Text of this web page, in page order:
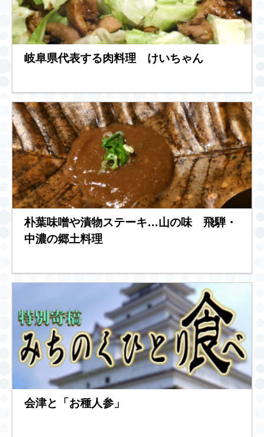
岐阜県代表する肉料理 けいちゃん
朴葉味噌や漬物ステーキ…山の味 飛騨・
中濃の郷土料理
会津と「お種人参」